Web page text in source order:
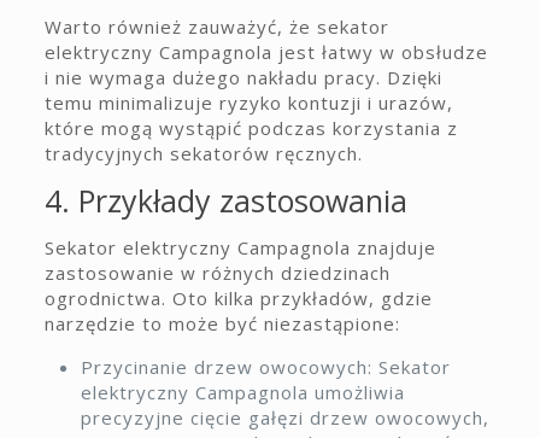
Warto również zauważyć, że sekator
elektryczny Campagnola jest łatwy w obsłudze
i nie wymaga dużego nakładu pracy. Dzięki
temu minimalizuje ryzyko kontuzji i urazów,
które mogą wystąpić podczas korzystania z
tradycyjnych sekatorów ręcznych.
4. Przykłady zastosowania
Sekator elektryczny Campagnola znajduje
zastosowanie w różnych dziedzinach
ogrodnictwa. Oto kilka przykładów, gdzie
narzędzie to może być niezastąpione:
Przycinanie drzew owocowych: Sekator
elektryczny Campagnola umożliwia
precyzyjne cięcie gałęzi drzew owocowych,